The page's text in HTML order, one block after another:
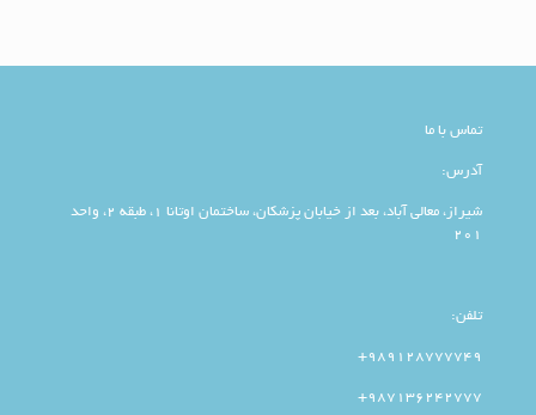
تماس با ما
آدرس:
شیراز، معالی آباد، بعد از خیابان پزشکان، ساختمان اوتانا 1، طبقه 2، واحد
201
تلفن:
989128777749+
987136242777+